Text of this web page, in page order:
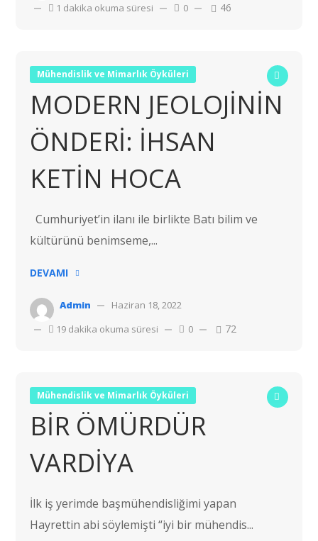
1 dakika okuma süresi
0 46
Mühendislik ve Mimarlık Öyküleri
MODERN JEOLOJİNİN
ÖNDERİ: İHSAN
KETİN HOCA
Cumhuriyet’in ilanı ile birlikte Batı bilim ve
kültürünü benimseme,...
DEVAMI
Admin
Haziran 18, 2022
19 dakika okuma süresi
0 72
Mühendislik ve Mimarlık Öyküleri
BİR ÖMÜRDÜR
VARDİYA
İlk iş yerimde başmühendisliğimi yapan
Hayrettin abi söylemişti “iyi bir mühendis...